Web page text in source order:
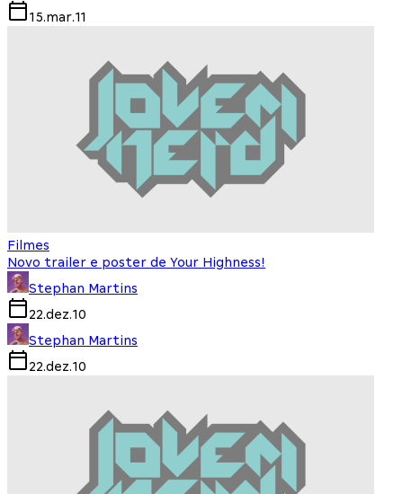
15.mar.11
Filmes
Novo trailer e poster de Your Highness!
Stephan Martins
22.dez.10
Stephan Martins
22.dez.10